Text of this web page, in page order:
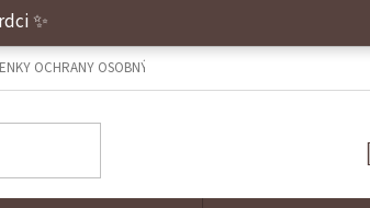
✨
OCHRANY OSOBNÝCH ÚDAJOV